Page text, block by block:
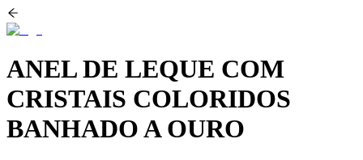
ANEL DE LEQUE COM
CRISTAIS COLORIDOS
BANHADO A OURO